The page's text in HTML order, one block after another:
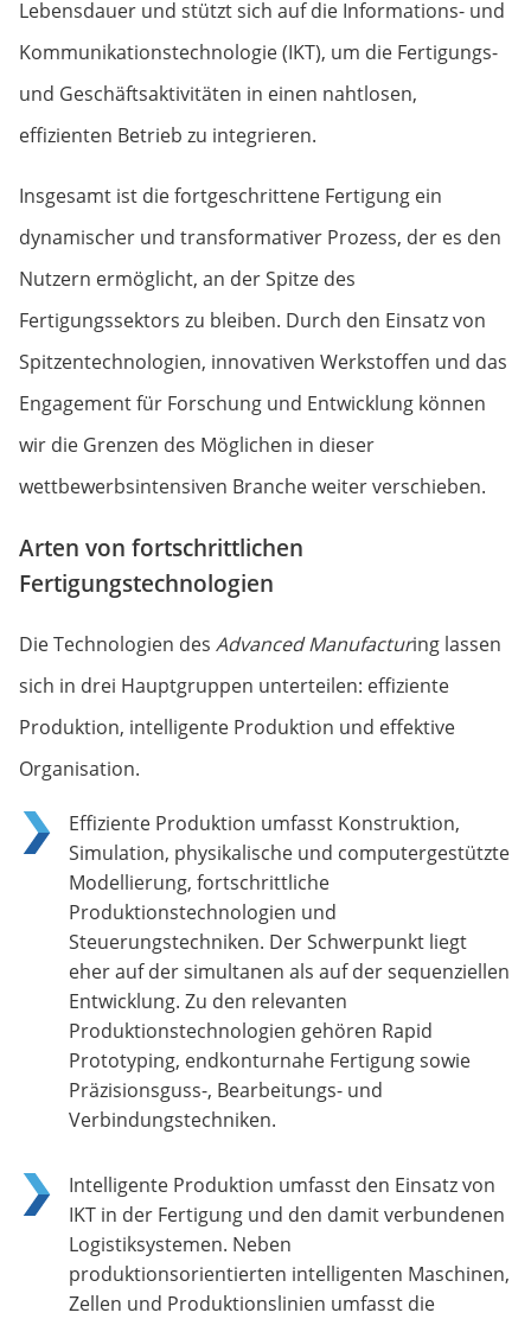
Lebensdauer und stützt sich auf die Informations- und
Kommunikationstechnologie (IKT), um die Fertigungs-
und Geschäftsaktivitäten in einen nahtlosen,
effizienten Betrieb zu integrieren.
Insgesamt ist die fortgeschrittene Fertigung ein
dynamischer und transformativer Prozess, der es den
Nutzern ermöglicht, an der Spitze des
Fertigungssektors zu bleiben. Durch den Einsatz von
Spitzentechnologien, innovativen Werkstoffen und das
Engagement für Forschung und Entwicklung können
wir die Grenzen des Möglichen in dieser
wettbewerbsintensiven Branche weiter verschieben.
Arten von fortschrittlichen
Fertigungstechnologien
Die Technologien des Advanced Manufacturing lassen
sich in drei Hauptgruppen unterteilen: effiziente
Produktion, intelligente Produktion und effektive
Organisation.
Effiziente Produktion umfasst Konstruktion,
Simulation, physikalische und computergestützte
Modellierung, fortschrittliche
Produktionstechnologien und
Steuerungstechniken. Der Schwerpunkt liegt
eher auf der simultanen als auf der sequenziellen
Entwicklung. Zu den relevanten
Produktionstechnologien gehören Rapid
Prototyping, endkonturnahe Fertigung sowie
Präzisionsguss-, Bearbeitungs- und
Verbindungstechniken.
Intelligente Produktion umfasst den Einsatz von
IKT in der Fertigung und den damit verbundenen
Logistiksystemen. Neben
produktionsorientierten intelligenten Maschinen,
Zellen und Produktionslinien umfasst die